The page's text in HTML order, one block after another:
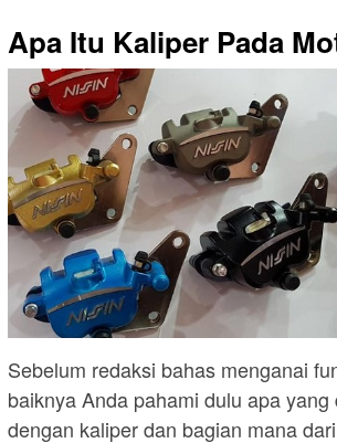
Apa Itu Kaliper Pada
Sebelum redaksi bahas menganai
baiknya Anda pahami dulu apa yang
dengan kaliper dan bagian mana